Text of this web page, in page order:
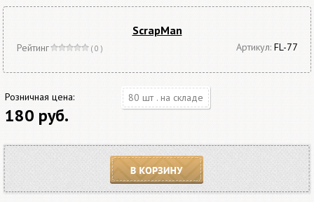
ScrapMan
Рейтинг ( 0 ) Артикул: FL-77
Розничная цена:
180 руб.
80 шт . на складе
В корзину